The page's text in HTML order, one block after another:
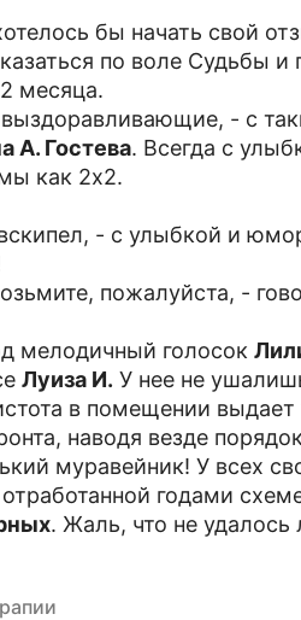
бы начать свой
по воле Судьбы
месяца.
- с
А. Гостева. Всегда с
как 2х2.
- с улыбкой и
пожалуйста, -
мелодичный голосок
Луиза И. У нее не
в помещении выдает
наводя везде
муравейник! У всех
годами
. Жаль, что не удалось